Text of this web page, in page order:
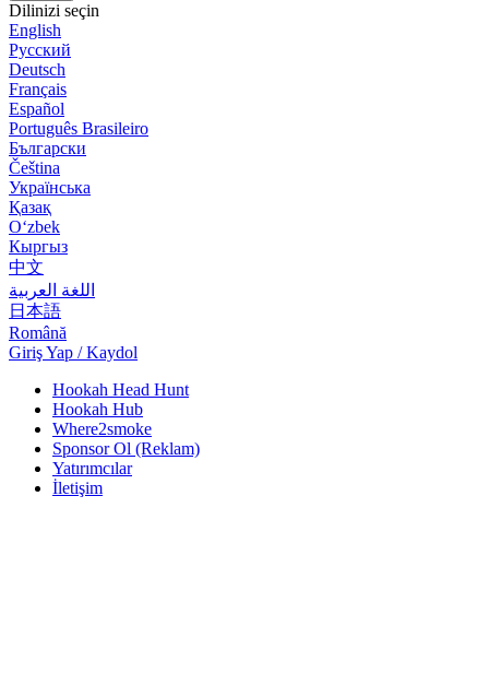
Dilinizi seçin
English
Русский
Deutsch
Français
Español
Português Brasileiro
Български
Čeština
Українська
Қазақ
Оʻzbek
Кыргыз
中文
اللغة العربية
日本語
Română
Giriş Yap / Kaydol
Hookah Head Hunt
Hookah Hub
Where2smoke
Sponsor Ol (Reklam)
Yatırımcılar
İletişim